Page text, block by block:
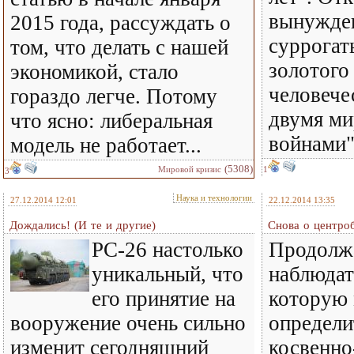
2015 года, рассуждать о
том, что делать с нашей
экономикой, стало
гораздо легче. Потому
что ясно: либеральная
модель не работает...
3 Мировой кризис (5308)
двумя
1
27.12.2014 12:01 Наука и технологии
Дождались! (И те и другие)
РС-26 настолько
уникальный, что
его принятие на
вооружение очень сильно
изменит сегодняшний
22.12.2014 13:35
Снова о